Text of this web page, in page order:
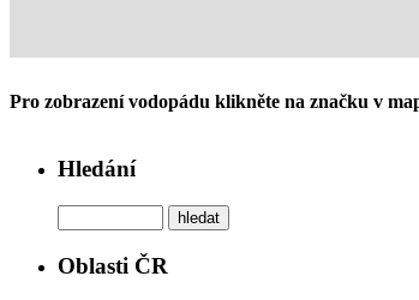
Pro zobrazení vodopádu klikněte na značku v
Hledání
Oblasti ČR